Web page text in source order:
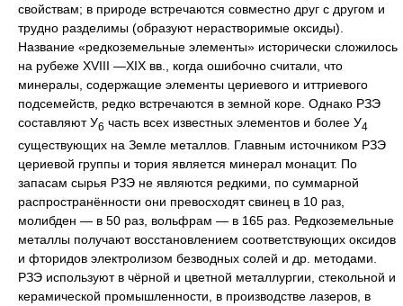
свойствам; в природе встречаются совместно друг с другом и
трудно разделимы (образуют нерастворимые оксиды).
Название «редкоземельные элементы» исторически сложилось
на рубеже XVIII —XIX вв., когда ошибочно считали, что
минералы, содержащие элементы цериевого и иттриевого
подсемейств, редко встречаются в земной коре. Однако РЗЭ
составляют У6 часть всех известных элементов и более У4
существующих на Земле металлов. Главным источником РЗЭ
цериевой группы и тория является минерал монацит. По
запасам сырья РЗЭ не являются редкими, по суммарной
распространённости они превосходят свинец в 10 раз,
молибден — в 50 раз, вольфрам — в 165 раз. Редкоземельные
металлы получают восстановлением соответствующих оксидов
и фторидов электролизом безводных солей и др. методами.
РЗЭ используют в чёрной и цветной металлургии, стекольной и
керамической промышленности, в производстве лазеров, в